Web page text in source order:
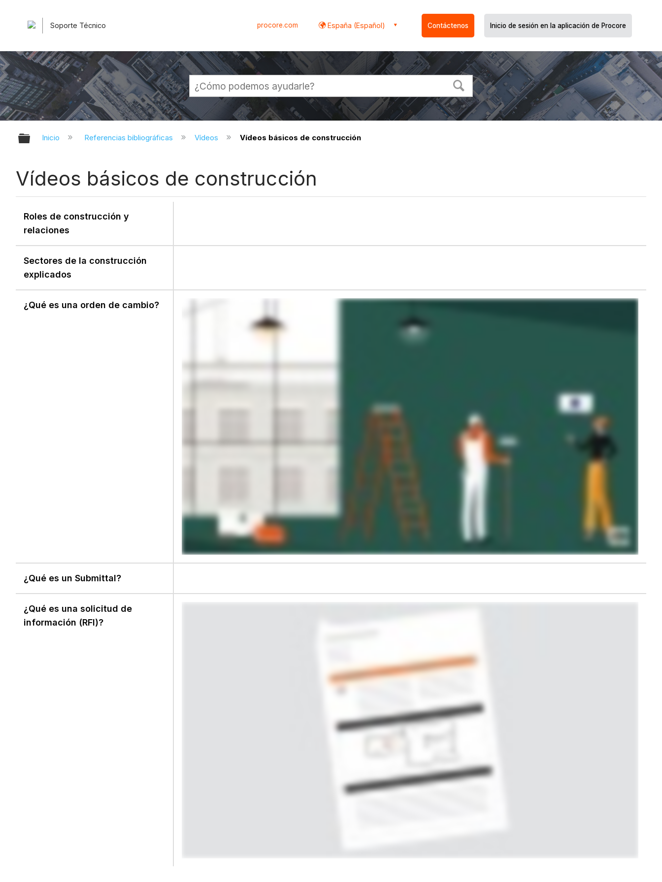
Soporte Técnico procore.com España (Español) Contáctenos Inicio de sesión en la aplicación de Procore
Expandir/contraer jerarquía global
Inicio Referencias bibliográficas Vídeos Vídeos básicos de construcción
Vídeos básicos de construcción
Roles de construcción y
relaciones
Sectores de la construcción
explicados
¿Qué es una orden de cambio?
¿Qué es un Submittal?
¿Qué es una solicitud de
información (RFI)?